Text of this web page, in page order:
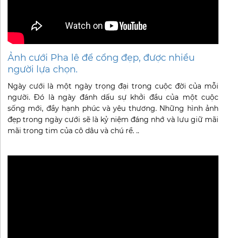
Ảnh cưới Pha lê để cổng đẹp, được nhiều
người lựa chọn.
Ngày cưới là một ngày trọng đại trong cuộc đời của mỗi
người. Đó là ngày đánh dấu sự khởi đầu của một cuộc
sống mới, đầy hạnh phúc và yêu thương. Những hình ảnh
đẹp trong ngày cưới sẽ là kỷ niệm đáng nhớ và lưu giữ mãi
mãi trong tim của cô dâu và chú rể. ..